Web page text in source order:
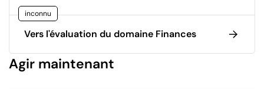
inconnu
Vers l'évaluation du domaine Finances
Agir maintenant